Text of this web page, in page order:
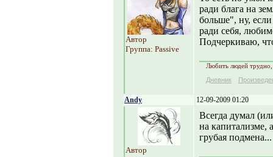
Автор
Группа: Passive
ради блага на
больше", ну,
ради себя,
Подчеркиваю,
Любить людей
Дневник
Andy 12-09-2009 01:20
Автор
Всегда думал
на капитализме,
грубая подмена...